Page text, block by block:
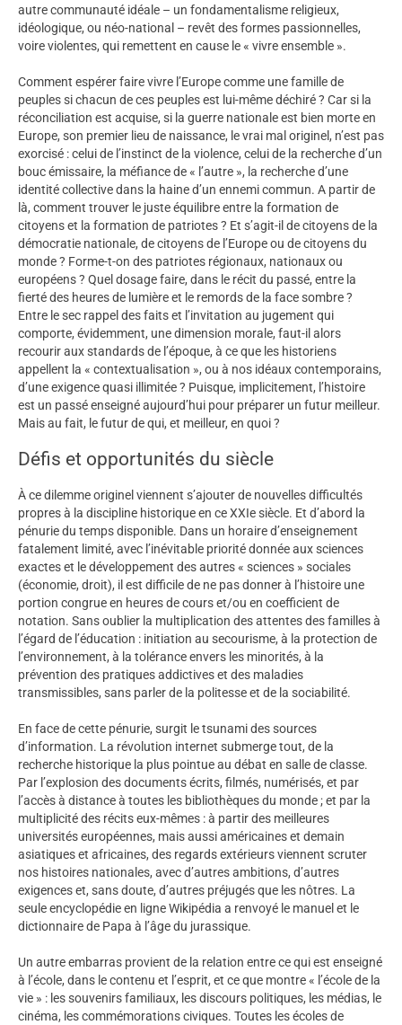
autre communauté idéale – un fondamentalisme religieux,
idéologique, ou néo-national – revêt des formes passionnelles,
voire violentes, qui remettent en cause le « vivre ensemble ».
Comment espérer faire vivre l’Europe comme une famille de
peuples si chacun de ces peuples est lui-même déchiré ? Car si la
réconciliation est acquise, si la guerre nationale est bien morte en
Europe, son premier lieu de naissance, le vrai mal originel, n’est pas
exorcisé : celui de l’instinct de la violence, celui de la recherche d’un
bouc émissaire, la méfiance de « l’autre », la recherche d’une
identité collective dans la haine d’un ennemi commun. A partir de
là, comment trouver le juste équilibre entre la formation de
citoyens et la formation de patriotes ? Et s’agit-il de citoyens de la
démocratie nationale, de citoyens de l’Europe ou de citoyens du
monde ? Forme-t-on des patriotes régionaux, nationaux ou
européens ? Quel dosage faire, dans le récit du passé, entre la
fierté des heures de lumière et le remords de la face sombre ?
Entre le sec rappel des faits et l’invitation au jugement qui
comporte, évidemment, une dimension morale, faut-il alors
recourir aux standards de l’époque, à ce que les historiens
appellent la « contextualisation », ou à nos idéaux contemporains,
d’une exigence quasi illimitée ? Puisque, implicitement, l’histoire
est un passé enseigné aujourd’hui pour préparer un futur meilleur.
Mais au fait, le futur de qui, et meilleur, en quoi ?
Défis et opportunités du siècle
À ce dilemme originel viennent s’ajouter de nouvelles difficultés
propres à la discipline historique en ce XXIe siècle. Et d’abord la
pénurie du temps disponible. Dans un horaire d’enseignement
fatalement limité, avec l’inévitable priorité donnée aux sciences
exactes et le développement des autres « sciences » sociales
(économie, droit), il est difficile de ne pas donner à l’histoire une
portion congrue en heures de cours et/ou en coefficient de
notation. Sans oublier la multiplication des attentes des familles à
l’égard de l’éducation : initiation au secourisme, à la protection de
l’environnement, à la tolérance envers les minorités, à la
prévention des pratiques addictives et des maladies
transmissibles, sans parler de la politesse et de la sociabilité.
En face de cette pénurie, surgit le tsunami des sources
d’information. La révolution internet submerge tout, de la
recherche historique la plus pointue au débat en salle de classe.
Par l’explosion des documents écrits, filmés, numérisés, et par
l’accès à distance à toutes les bibliothèques du monde ; et par la
multiplicité des récits eux-mêmes : à partir des meilleures
universités européennes, mais aussi américaines et demain
asiatiques et africaines, des regards extérieurs viennent scruter
nos histoires nationales, avec d’autres ambitions, d’autres
exigences et, sans doute, d’autres préjugés que les nôtres. La
seule encyclopédie en ligne Wikipédia a renvoyé le manuel et le
dictionnaire de Papa à l’âge du jurassique.
Un autre embarras provient de la relation entre ce qui est enseigné
à l’école, dans le contenu et l’esprit, et ce que montre « l’école de la
vie » : les souvenirs familiaux, les discours politiques, les médias, le
cinéma, les commémorations civiques. Toutes les écoles de